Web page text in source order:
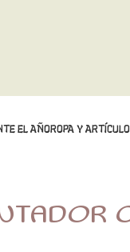
EL AÑOROPA Y